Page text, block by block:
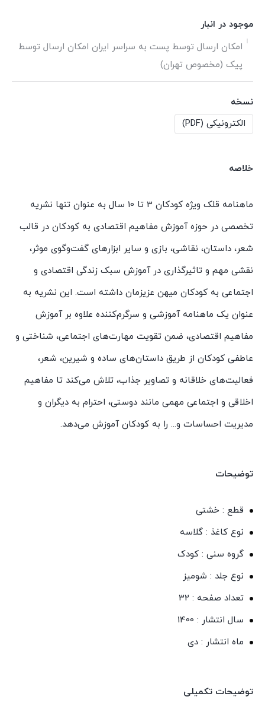
موجود در انبار
امکان ارسال توسط پست به سراسر ایران امکان ارسال توسط
پیک (مخصوص تهران)
نسخه
الکترونیکی (PDF)
خلاصه
ماهنامه قلک ویژه کودکان 3 تا 10 سال به عنوان تنها نشریه
تخصصی در حوزه آموزش مفاهیم اقتصادی به کودکان در قالب
شعر، داستان، نقاشی، بازی و سایر ابزارهای گفت‌وگوی موثر،
نقشی مهم و تاثیرگذاری در آموزش سبک زندگی اقتصادی و
اجتماعی به کودکان میهن عزیزمان داشته است. این نشریه به
عنوان یک ماهنامه آموزشی و سرگرم‌کننده علاوه بر آموزش
مفاهیم اقتصادی، ضمن تقویت مهارت‌های اجتماعی، شناختی و
عاطفی کودکان از طریق داستان‌های ساده و شیرین، شعر،
فعالیت‌های خلاقانه و تصاویر جذاب، تلاش می‌کند تا مفاهیم
اخلاقی و اجتماعی مهمی مانند دوستی، احترام به دیگران و
مدیریت احساسات و... را به کودکان آموزش می‌دهد.
توضیحات
قطع : خشتی
نوع کاغذ : گلاسه
گروه سنی : کودک
نوع جلد : شومیز
تعداد صفحه : 32
سال انتشار : 1400
ماه انتشار : دی
توضیحات تکمیلی